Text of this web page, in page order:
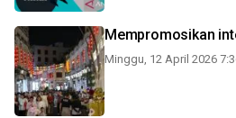
Mempromosikan
Minggu, 12 April 2026